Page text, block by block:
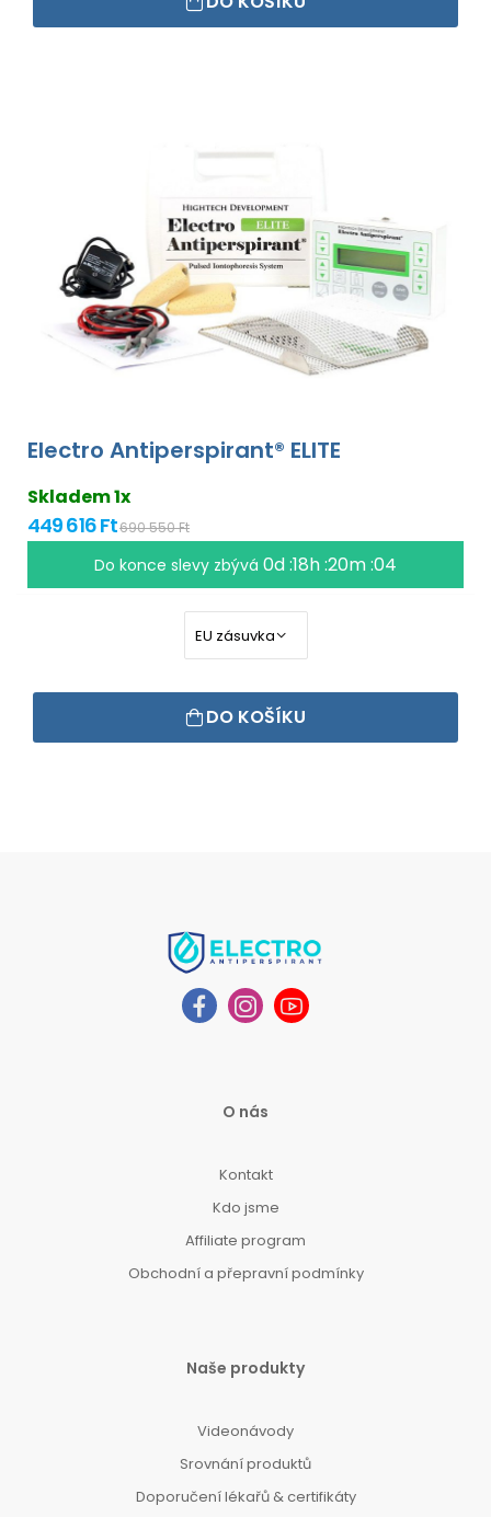
Electro Antiperspirant® ELITE
Skladem 1x
449 616 Ft690 550 Ft
Do konce slevy zbývá 0d :18h :20m :04
DO KOŠÍKU
O nás
Kontakt
Kdo jsme
Affiliate program
Obchodní a přepravní podmínky
Naše produkty
Videonávody
Srovnání produktů
Doporučení lékařů & certifikáty